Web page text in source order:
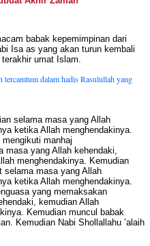
babak kepemimpinan dari
Isa as yang akan turun kembali
terakhir umat Islam.
tercamtum dalam hadis Rasulullah yang
selama masa yang Allah
ketika Allah menghendakinya.
manhaj
masa yang Allah kehendaki,
menghendakinya. Kemudian
selama masa yang Allah
ketika Allah menghendakinya.
yang memaksakan
kemudian Allah
Kemudian muncul babak
Kemudian Nabi Shollallahu ’alaih